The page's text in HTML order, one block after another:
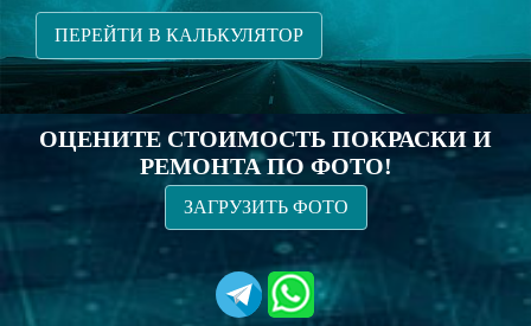
ПЕРЕЙТИ В КАЛЬКУЛЯТОР
ОЦЕНИТЕ СТОИМОСТЬ ПОКРАСКИ И
РЕМОНТА ПО ФОТО!
ЗАГРУЗИТЬ ФОТО